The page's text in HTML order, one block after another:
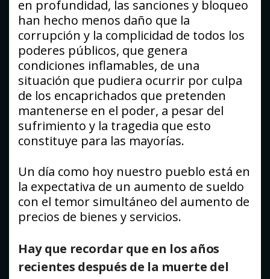
en profundidad, las sanciones y bloqueo
han hecho menos daño que la
corrupción y la complicidad de todos los
poderes públicos, que genera
condiciones inflamables, de una
situación que pudiera ocurrir por culpa
de los encaprichados que pretenden
mantenerse en el poder, a pesar del
sufrimiento y la tragedia que esto
constituye para las mayorías.
Un día como hoy nuestro pueblo está en
la expectativa de un aumento de sueldo
con el temor simultáneo del aumento de
precios de bienes y servicios.
Hay que recordar que en los años
recientes después de la muerte del